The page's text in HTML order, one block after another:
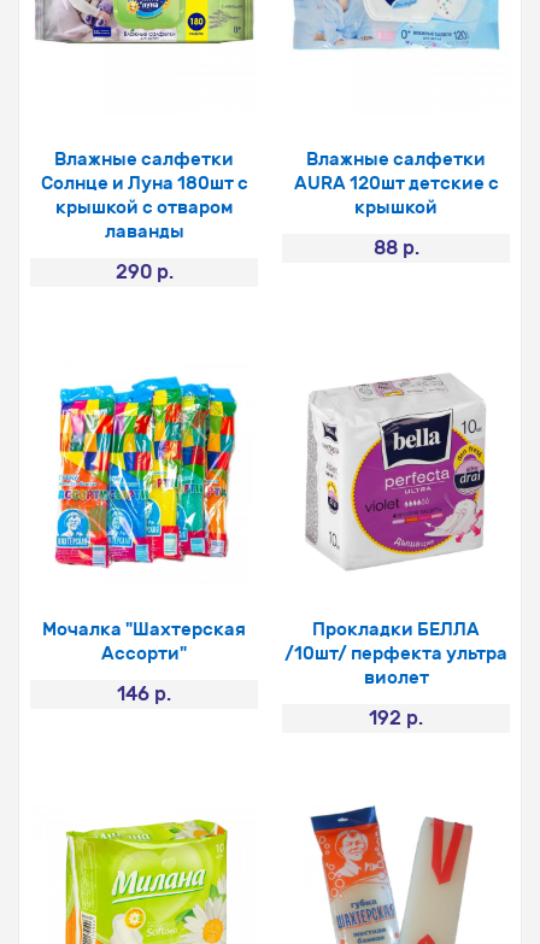
Влажные салфетки
Солнце и Луна 180шт с
крышкой с отваром
лаванды
290 р.
Влажные салфетки
AURA 120шт детские с
крышкой
88 р.
Мочалка "Шахтерская
Ассорти"
146 р.
Прокладки БЕЛЛА
/10шт/ перфекта ультра
виолет
192 р.